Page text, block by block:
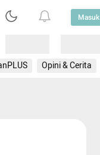
Masuk
Opini & Cerita